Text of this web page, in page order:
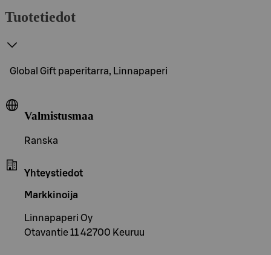
Tuotetiedot
Global Gift paperitarra, Linnapaperi
Valmistusmaa
Ranska
Yhteystiedot
Markkinoija
Linnapaperi Oy
Otavantie 11 42700 Keuruu